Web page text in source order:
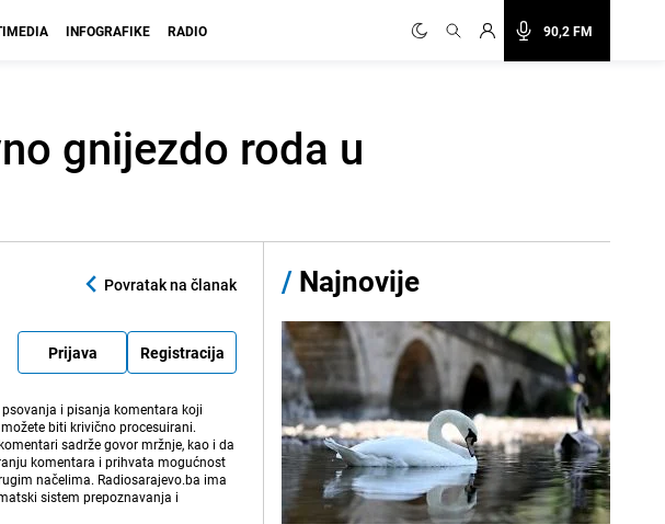
90,2 FM
INFOGRAFIKE RADIO
gnijezdo roda u
Povratak na članak
Prijava Registracija
i pisanja komentara koji
biti krivično procesuirani.
sadrže govor mržnje, kao i da
komentara i prihvata mogućnost
načelima. Radiosarajevo.ba ima
sistem prepoznavanja i
/ Najnovije